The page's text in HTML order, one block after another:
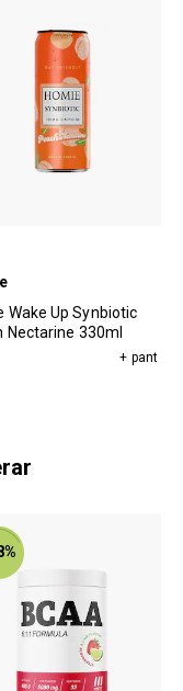
Wake Up Synbiotic
Nectarine 330ml
+ pant